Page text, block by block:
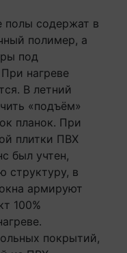
полы содержат в
полимер, а
под
нагреве
В летний
«подъём»
планок. При
плитки ПВХ
был учтен,
структуру, в
армируют
100%
покрытий,